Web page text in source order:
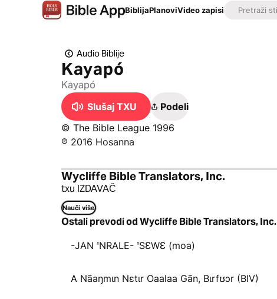
BiblijaPlanoviVideo zapisi
Audio Biblije
Kayapó
Kayapó
Slušaj TXU
Podeli
© The Bible League 1996
℗ 2016 Hosanna
Wycliffe Bible Translators, Inc.
txu IZDAVAČ
Nauči više
Ostali prevodi od Wycliffe Bible Translators, Inc.
-JAN ꞌNRALE- ꞌSƐWƐ (moa)
A Nãaŋmɩn Nɛtɩr Oaalaa Gãn, Bɩrfʊɔr (BIV)